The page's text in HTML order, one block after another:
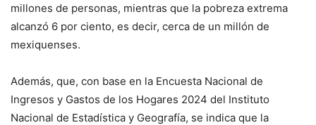
millones de personas, mientras que la pobreza extrema
alcanzó 6 por ciento, es decir, cerca de un millón de
mexiquenses.
Además, que, con base en la Encuesta Nacional de
Ingresos y Gastos de los Hogares 2024 del Instituto
Nacional de Estadística y Geografía, se indica que la